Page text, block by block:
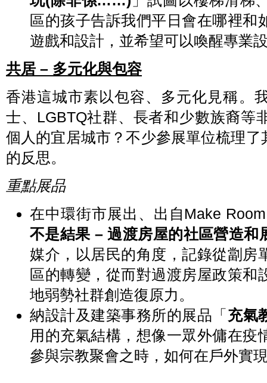
區的孩子告訴我們平日會在哪裡和
遊戲和設計，並希望可以喚醒專業
共居 – 多元化與包容
香港這城市素以包容、多元化見稱。
士、LGBTQ社群、長者和少數族裔等
個人的宜居城市？不少參展單位梳理
的反思。
重點展品
在中環街市展出、出自Make
不是結果 – 過渡房屋的社區營造和
媒介，以居民的角度，記錄從劏房
區的轉變，從而對過渡房屋政策和
地弱勢社群創造復原力。
納設計及建築事務所的展品「 充氣
用的充氣結構，想像一眾外傭在疫
參與宗教聚會之時，如何在戶外實